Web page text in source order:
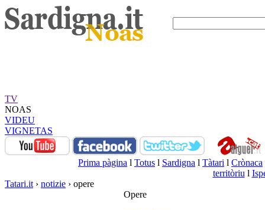
TV
NOAS
VIDEU
VIGNETAS
Prima pàgina l Totus l Sardigna l Tàtari l Crònaca
territòriu l
Tatari.it › notizie › opere
Opere